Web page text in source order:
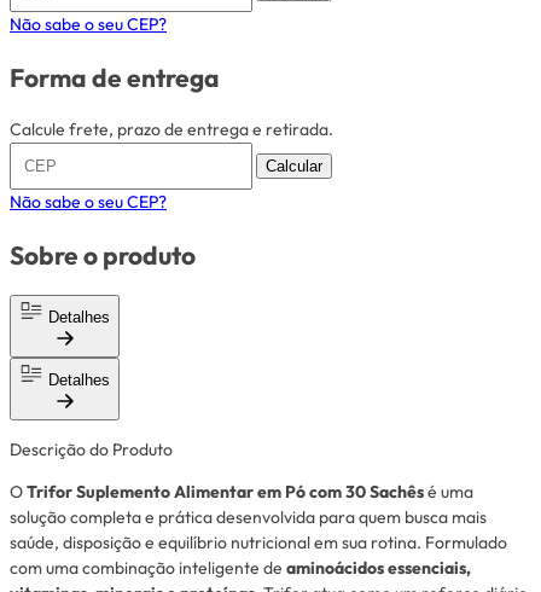
Não sabe o seu CEP?
Forma de entrega
Calcule frete, prazo de entrega e retirada.
Calcular
Não sabe o seu CEP?
Sobre o produto
Detalhes
Detalhes
Descrição do Produto
OTrifor Suplemento Alimentar em Pó com 30 Sachêsé uma
solução completa e prática desenvolvida para quem busca mais
saúde, disposição e equilíbrio nutricional em sua rotina. Formulado
com uma combinação inteligente de aminoácidos essenciais,